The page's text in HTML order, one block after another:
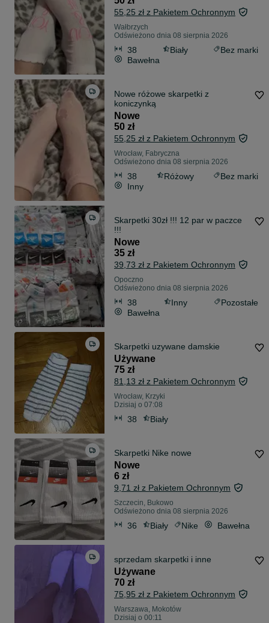
55,25 zł z Pakietem Ochronnym
Wałbrzych
Odświeżono dnia 08 sierpnia 2026
38 Biały
Bez marki
Bawełna
Nowe różowe skarpetki z
koniczynką
Nowe
50 zł
55,25 zł z Pakietem Ochronnym
Wrocław, Fabryczna
Odświeżono dnia 08 sierpnia 2026
38 Różowy
Bez marki
Inny
Skarpetki 30zł !!! 12 par w paczce
!!!
Nowe
35 zł
39,73 zł z Pakietem Ochronnym
Opoczno
Odświeżono dnia 08 sierpnia 2026
38 Inny
Pozostałe
Bawełna
Skarpetki uzywane damskie
Używane
75 zł
81,13 zł z Pakietem Ochronnym
Wrocław, Krzyki
Dzisiaj o 07:08
38 Biały
Skarpetki Nike nowe
Nowe
6 zł
9,71 zł z Pakietem Ochronnym
Szczecin, Bukowo
Odświeżono dnia 08 sierpnia 2026
36 Biały Nike Bawełna
sprzedam skarpetki i inne
Używane
70 zł
75,95 zł z Pakietem Ochronnym
Warszawa, Mokotów
Dzisiaj o 00:11